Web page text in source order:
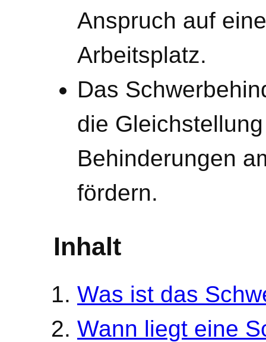
Anspruch auf
Arbeitsplatz.
Das
die
Behinderungen
fördern.
Inhalt
Was ist das
Wann liegt eine